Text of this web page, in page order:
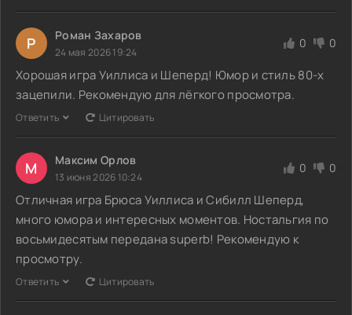
Р Роман Захаров
24 мая 2026 19:24
0 0
Хорошая игра Уиллиса и Шеперд! Юмор и стиль 80-х
зацепили. Рекомендую для лёгкого просмотра.
Ответить Цитировать
М Максим Орлов
13 июня 2026 10:24
0 0
Отличная игра Брюса Уиллиса и Сибилл Шеперд,
много юмора и интересных моментов. Ностальгия по
восьмидесятым передана superb! Рекомендую к
просмотру.
Ответить Цитировать